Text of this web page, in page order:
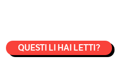
QUESTI LI HAI LETTI?